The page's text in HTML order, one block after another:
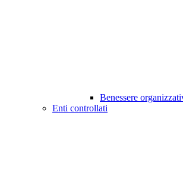
Benessere
Enti controllati